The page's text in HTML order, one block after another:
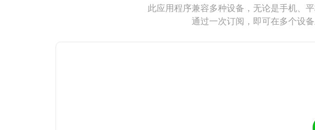
此应用程序兼容多种设备，无论是手机、
通过一次订阅，即可在多个设